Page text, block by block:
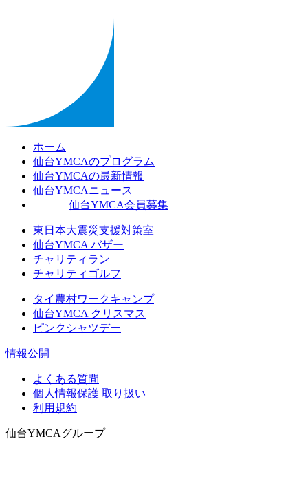
ホーム
仙台YMCAのプログラム
仙台YMCAの最新情報
仙台YMCAニュース
仙台YMCA会員募集
東日本大震災支援対策室
仙台YMCA バザー
チャリティラン
チャリティゴルフ
タイ農村ワークキャンプ
仙台YMCA クリスマス
ピンクシャツデー
情報公開
よくある質問
個人情報保護 取り扱い
利用規約
仙台YMCAグループ